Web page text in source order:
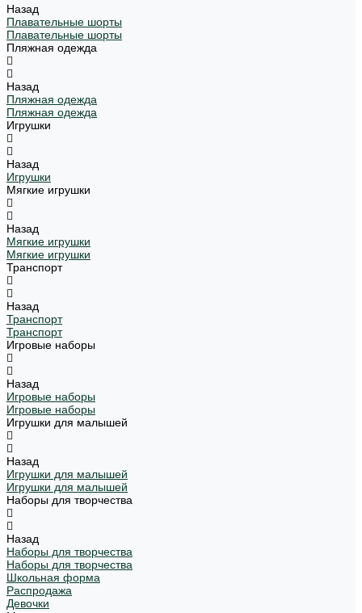
Назад
Плавательные шорты
Плавательные шорты
Пляжная одежда
Назад
Пляжная одежда
Пляжная одежда
Игрушки
Назад
Игрушки
Мягкие игрушки
Назад
Мягкие игрушки
Мягкие игрушки
Транспорт
Назад
Транспорт
Транспорт
Игровые наборы
Назад
Игровые наборы
Игровые наборы
Игрушки для малышей
Назад
Игрушки для малышей
Игрушки для малышей
Наборы для творчества
Назад
Наборы для творчества
Наборы для творчества
Школьная форма
Распродажа
Девочки